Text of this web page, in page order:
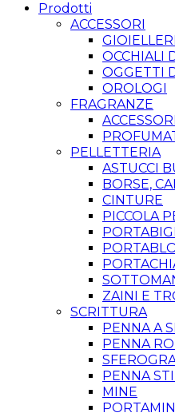
Prodotti
ACCESSORI
OCCHIALI
OGGETTI
OROLOGI
FRAGRANZE
PELLETTERIA
ASTUCCI
BORSE,
CINTURE
PICCOLA
ZAINI E
SCRITTURA
PENNA A
PENNA
PENNA
MINE